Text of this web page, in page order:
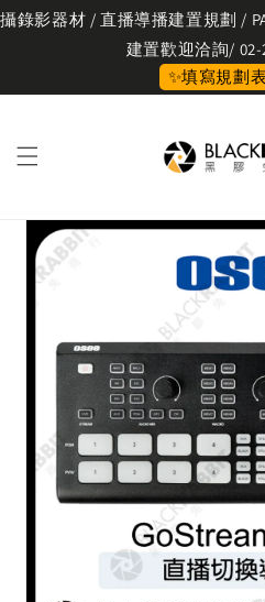
攝錄影器材 / 直播導播建置規劃 /
建置歡迎洽詢/ 02-
✨填寫規劃